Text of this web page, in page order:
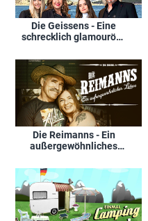
Die Geissens - Eine
schrecklich glamouröse
Die Reimanns - Ein
außergewöhnliches